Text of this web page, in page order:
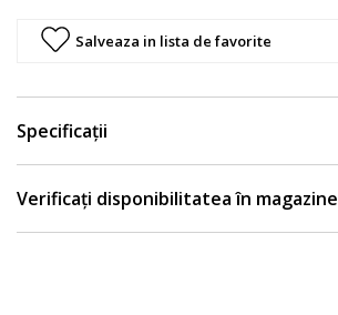
Salveaza in lista de favorite
Specificații
Verificați disponibilitatea în magazine